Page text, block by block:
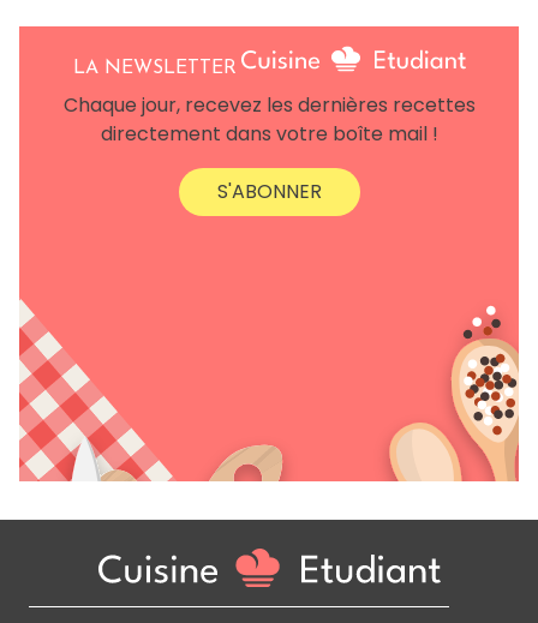
LA NEWSLETTER
Chaque jour, recevez les dernières recettes
directement dans votre boîte mail !
S'ABONNER